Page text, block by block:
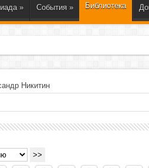
» События » Библиотека
Никитин